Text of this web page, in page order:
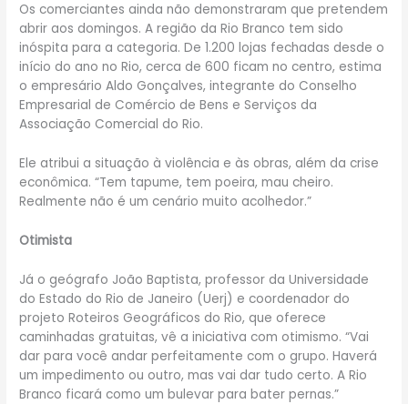
Os comerciantes ainda não demonstraram que pretendem
abrir aos domingos. A região da Rio Branco tem sido
inóspita para a categoria. De 1.200 lojas fechadas desde o
início do ano no Rio, cerca de 600 ficam no centro, estima
o empresário Aldo Gonçalves, integrante do Conselho
Empresarial de Comércio de Bens e Serviços da
Associação Comercial do Rio.
Ele atribui a situação à violência e às obras, além da crise
econômica. “Tem tapume, tem poeira, mau cheiro.
Realmente não é um cenário muito acolhedor.”
Otimista
Já o geógrafo João Baptista, professor da Universidade
do Estado do Rio de Janeiro (Uerj) e coordenador do
projeto Roteiros Geográficos do Rio, que oferece
caminhadas gratuitas, vê a iniciativa com otimismo. “Vai
dar para você andar perfeitamente com o grupo. Haverá
um impedimento ou outro, mas vai dar tudo certo. A Rio
Branco ficará como um bulevar para bater pernas.”